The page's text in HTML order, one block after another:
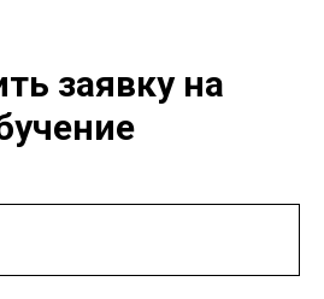
заявку на